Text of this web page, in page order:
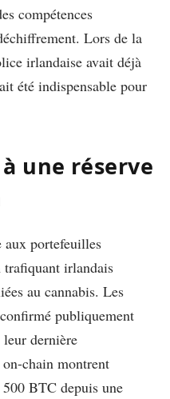
compétences
Lors de la
irlandaise avait déjà
été indispensable pour
une réserve
aux portefeuilles
irlandais
au cannabis. Les
publiquement
dernière
chain montrent
BTC depuis une